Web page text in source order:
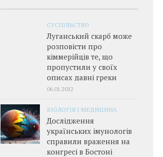
СУСПІЛЬСТВО
Луганський скарб може
розповісти про
кіммерійців те, що
пропустили у своїх
описах давні греки
06.01.2012
БІОЛОГІЯ І МЕДИЦИНА
Дослідження
українських імунологів
справили враження на
конгресі в Бостоні